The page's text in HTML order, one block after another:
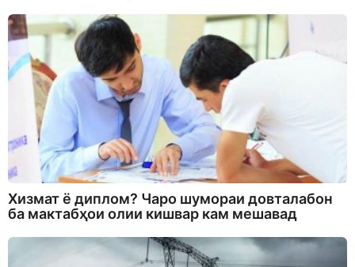
Хизмат ё диплом? Чаро шумораи довталабон
ба мактабҳои олии кишвар кам мешавад